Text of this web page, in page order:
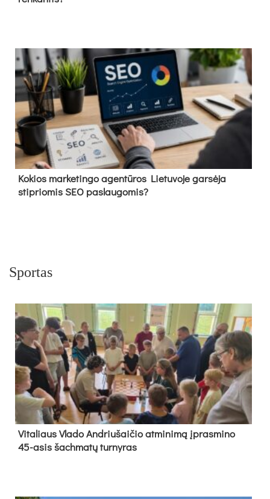
Kokios marketingo agentūros Lietuvoje garsėja
stipriomis SEO paslaugomis?
Sportas
Vi­ta­liaus Vla­do And­riu­šai­čio at­mi­ni­mą įpras­mi­no
45-asis šach­ma­tų tur­ny­ras